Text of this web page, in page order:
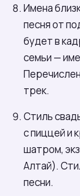
Имена
песня от
будет в
семьи —
трек.
Стиль
с пиццей и
шатром,
Алтай).
песни.